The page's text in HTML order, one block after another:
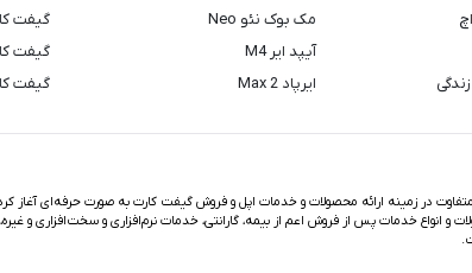
مک بوک نئو Neo
آیپد ایر M4
ایرپاد Max 2
گیفت
گیفت
گیفت
در زمینه ارائه محصولات و خدمات اپل و فروش گیفت کارت به صورت حرفه‌ای آغاز کرد
و انواع خدمات پس از فروش اعم از بیمه، گارانتی، خدمات نرم‌افزاری و سخت‌افزاری و